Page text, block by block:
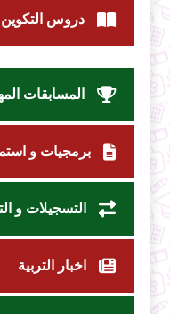
دروس التكوين
المسابقات
برمجيات و
التسجيلات و
اخبار التربية